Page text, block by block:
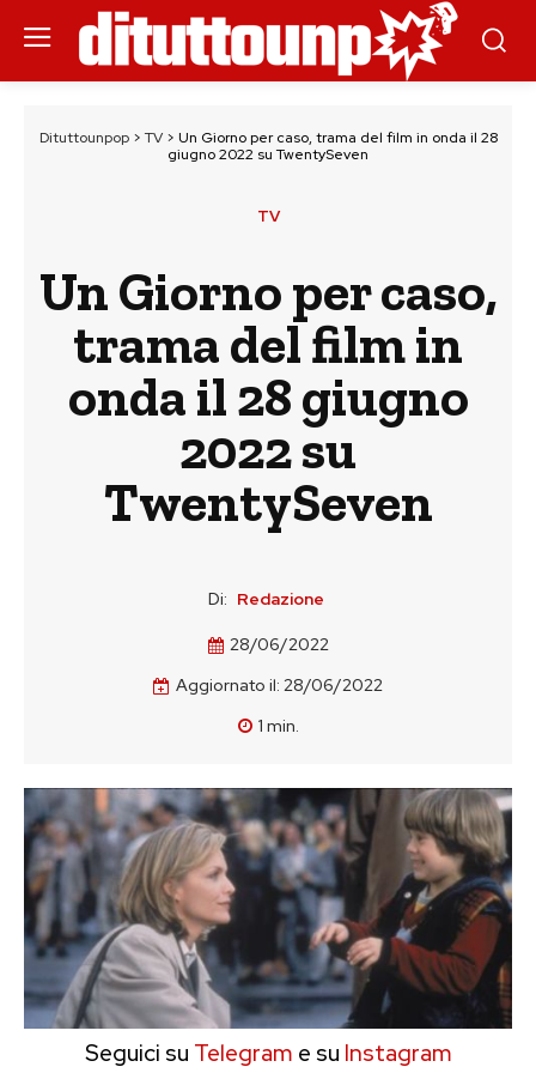
Dituttounpop> TV> Un Giorno per caso, trama del film in onda il 28
giugno 2022 su TwentySeven
TV
Un Giorno per caso,
trama del film in
onda il 28 giugno
2022 su
TwentySeven
Di: Redazione
28/06/2022
Aggiornato il: 28/06/2022
1 min.
Seguici su Telegram e su Instagram